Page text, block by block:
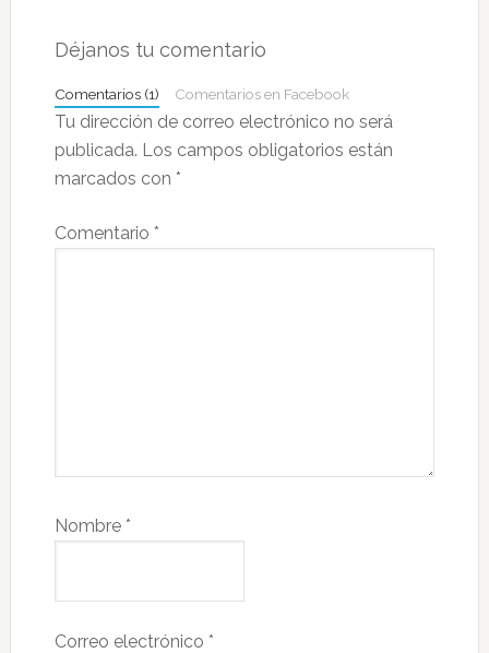
Déjanos tu comentario
Comentarios (1) Comentarios en Facebook
Tu dirección de correo electrónico no será
publicada. Los campos obligatorios están
marcados con *
Comentario *
Nombre *
Correo electrónico *